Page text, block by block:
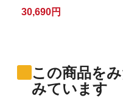
30,690円
この商品を
みています